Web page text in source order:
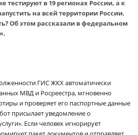
в 19 регионах России, а к
на всей территории России.
Об этом рассказали в федеральном
ГИС ЖКХ автоматически
МВД и Росреестра, мгновенно
и проверяет его паспортные данные
присылает уведомление о
Если человек игнорирует